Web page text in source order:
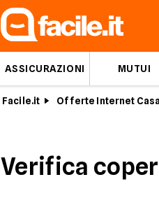
ASSICURAZIONI MUTUI
Facile.it Offerte Internet Casa
Verifica